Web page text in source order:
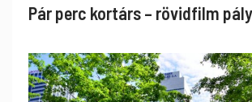
Pár perc kortárs – rövidfilm